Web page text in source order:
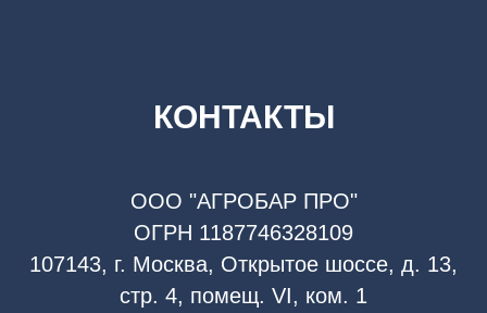
КОНТАКТЫ
ООО "АГРОБАР ПРО"
ОГРН 1187746328109
107143, г. Москва, Открытое шоссе, д. 13,
стр. 4, помещ. VI, ком. 1